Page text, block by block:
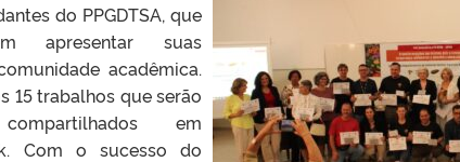
do PPGDTSA, que
apresentar suas
acadêmica.
15 trabalhos que serão
em
Com o sucesso do